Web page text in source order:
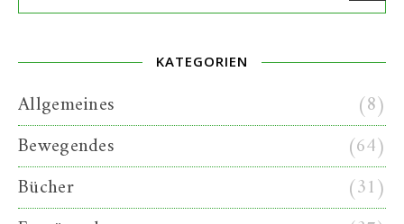
KATEGORIEN
Allgemeines
(8)
Bewegendes
(64)
Bücher
(31)